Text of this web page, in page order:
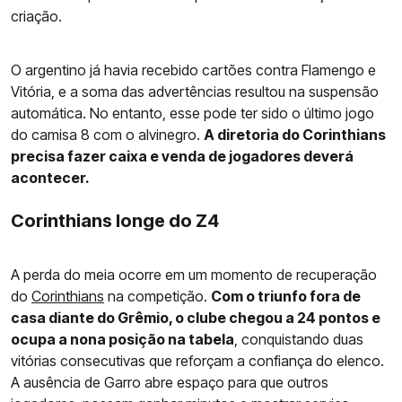
criação.
O argentino já havia recebido cartões contra Flamengo e
Vitória, e a soma das advertências resultou na suspensão
automática. No entanto, esse pode ter sido o último jogo
do camisa 8 com o alvinegro. A diretoria do Corinthians
precisa fazer caixa e venda de jogadores deverá
acontecer.
Corinthians longe do Z4
A perda do meia ocorre em um momento de recuperação
do Corinthians na competição. Com o triunfo fora de
casa diante do Grêmio, o clube chegou a 24 pontos e
ocupa a nona posição na tabela , conquistando duas
vitórias consecutivas que reforçam a confiança do elenco.
A ausência de Garro abre espaço para que outros